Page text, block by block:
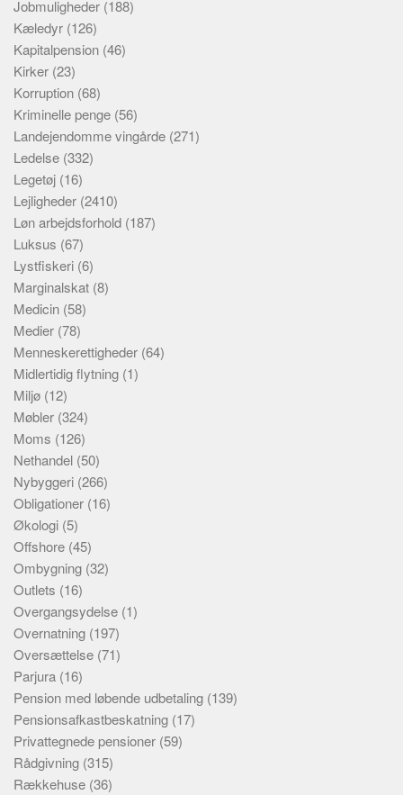
Jobmuligheder (188)
Kæledyr (126)
Kapitalpension (46)
Kirker (23)
Korruption (68)
Kriminelle penge (56)
Landejendomme vingårde (271)
Ledelse (332)
Legetøj (16)
Lejligheder (2410)
Løn arbejdsforhold (187)
Luksus (67)
Lystfiskeri (6)
Marginalskat (8)
Medicin (58)
Medier (78)
Menneskerettigheder (64)
Midlertidig flytning (1)
Miljø (12)
Møbler (324)
Moms (126)
Nethandel (50)
Nybyggeri (266)
Obligationer (16)
Økologi (5)
Offshore (45)
Ombygning (32)
Outlets (16)
Overgangsydelse (1)
Overnatning (197)
Oversættelse (71)
Parjura (16)
Pension med løbende udbetaling (139)
Pensionsafkastbeskatning (17)
Privattegnede pensioner (59)
Rådgivning (315)
Rækkehuse (36)